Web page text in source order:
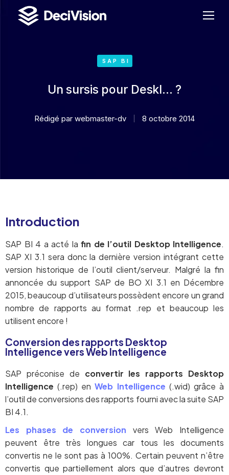
SAP BI
Un sursis pour DeskI… ?
Rédigé par webmaster-dv 8 octobre 2014
Introduction
SAP BI 4 a acté la fin de l’outil Desktop Intelligence.
SAP XI 3.1 sera donc la dernière version intégrant cette
version historique de l’outil client/serveur. Malgré la fin
annoncée du support SAP de BO XI 3.1 en Décembre
2015, beaucoup d’utilisateurs possèdent encore un grand
nombre de rapports au format .rep et beaucoup les
utilisent encore !
Conversion des rapports Desktop
Intelligence vers Web Intelligence
SAP préconise de convertir les rapports Desktop
Intelligence (.rep) enWeb Intelligence (.wid) grâce à
l’outil de conversions des rapports fourni avec la suite SAP
BI 4.1.
Les phases de conversion vers Web Intelligence
peuvent être très longues car tous les documents
convertis ne le sont pas à 100%. Certain peuvent n’être
convertis que partiellement alors que d’autres devront